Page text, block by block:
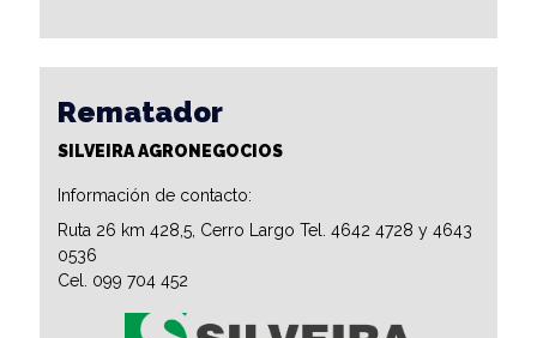
Rematador
SILVEIRA AGRONEGOCIOS
Información de contacto:
Ruta 26 km 428,5, Cerro Largo Tel. 4642 4728 y 4643
0536
Cel. 099 704 452